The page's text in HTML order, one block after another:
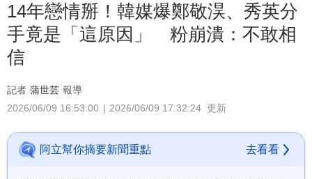
14年戀情掰！韓媒爆鄭敬淏、秀英分
手竟是「這原因」 粉崩潰：不敢相
信
記者 蒲世芸 報導
2026/06/09 16:53:00
2026/06/09 17:32:24 更新
阿立幫你摘要新聞重點 去看看